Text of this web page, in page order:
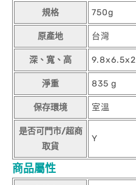
規格 750g
原產地 台灣
深、寬、高
淨重 835 g
保存環境 室溫
是否可門市/超商
取貨
Y
商品屬性